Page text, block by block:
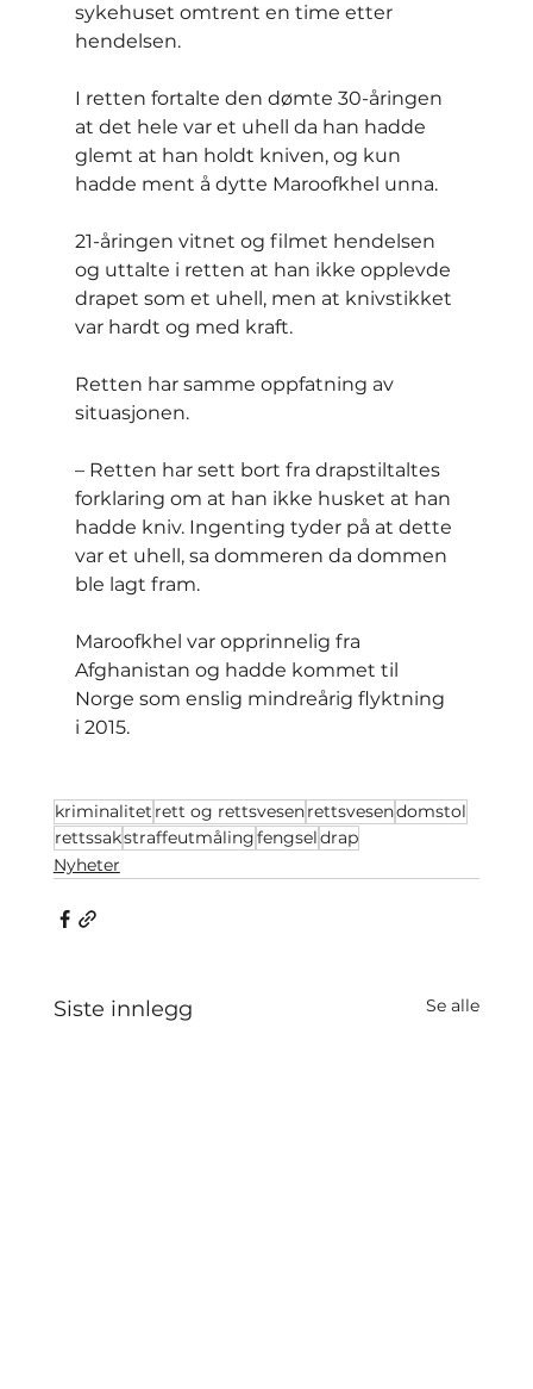
sykehuset omtrent en time etter
hendelsen.
I retten fortalte den dømte 30-åringen
at det hele var et uhell da han hadde
glemt at han holdt kniven, og kun
hadde ment å dytte Maroofkhel unna.
21-åringen vitnet og filmet hendelsen
og uttalte i retten at han ikke opplevde
drapet som et uhell, men at knivstikket
var hardt og med kraft.
Retten har samme oppfatning av
situasjonen.
– Retten har sett bort fra drapstiltaltes
forklaring om at han ikke husket at han
hadde kniv. Ingenting tyder på at dette
var et uhell, sa dommeren da dommen
ble lagt fram.
Maroofkhel var opprinnelig fra
Afghanistan og hadde kommet til
Norge som enslig mindreårig flyktning
i 2015.
kriminalitet rett og rettsvesenrettsvesendomstol
rettssakstraffeutmålingfengseldrap
Nyheter
Siste innlegg Se alle